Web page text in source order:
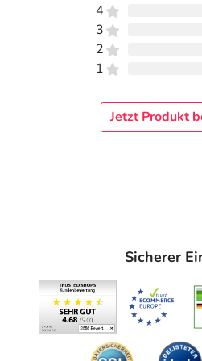
4
3
2
1
Jetzt Produkt
Sicherer